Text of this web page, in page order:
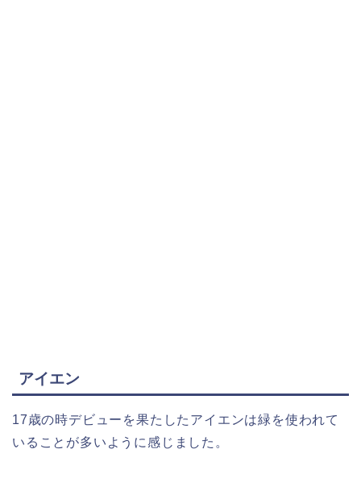
アイエン
17歳の時デビューを果たしたアイエンは緑を使われて
いることが多いように感じました。